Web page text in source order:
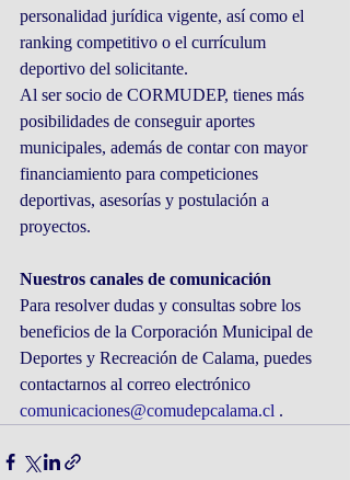
personalidad jurídica vigente, así como el
ranking competitivo o el currículum
deportivo del solicitante.
Al ser socio de CORMUDEP, tienes más
posibilidades de conseguir aportes
municipales, además de contar con mayor
financiamiento para competiciones
deportivas, asesorías y postulación a
proyectos.
Nuestros canales de comunicación
Para resolver dudas y consultas sobre los
beneficios de la Corporación Municipal de
Deportes y Recreación de Calama, puedes
contactarnos al correo electrónico
comunicaciones@comudepcalama.cl .